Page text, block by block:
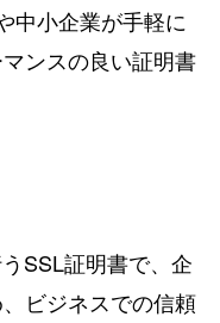
中小企業が手軽に
ンスの良い証明書
SSL証明書で、企
ビジネスでの信頼